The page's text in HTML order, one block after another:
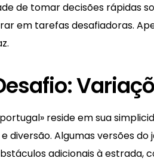
de tomar decisões rápidas
em tarefas desafiadoras.
reside em sua
diversão. Algumas versões
adicionais à